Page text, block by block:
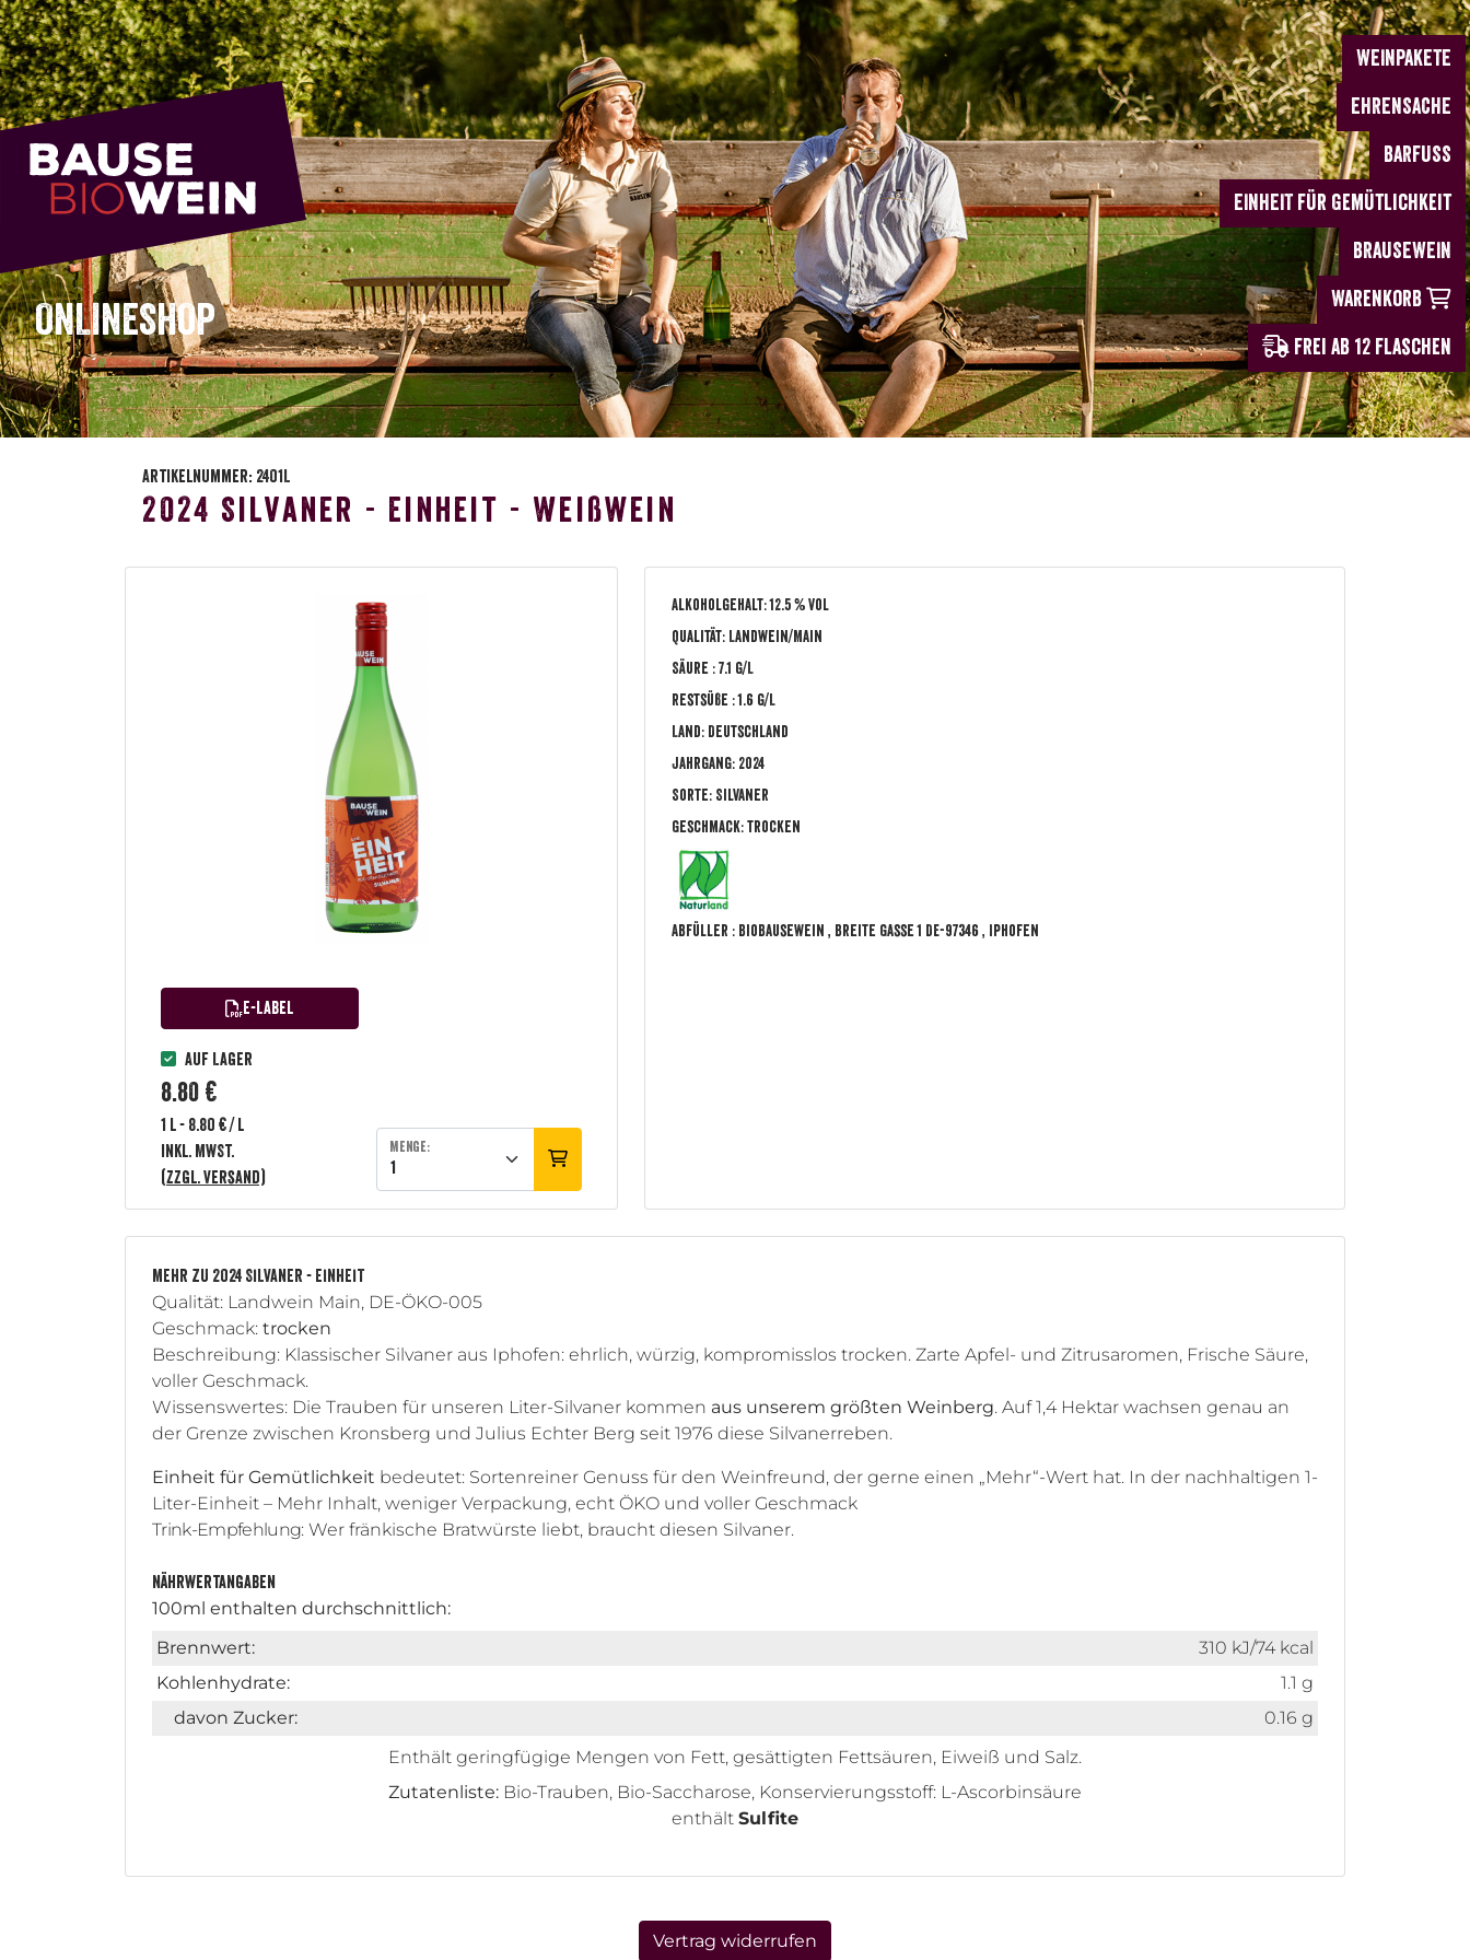
ONLINESHOP
WEINPAKETE
EHRENSACHE
BARFUSS
EINHEIT für Gemütlichkeit
BRAUSEWEIN
Warenkorb
frei ab 12 Flaschen
Artikelnummer: 2401L
2024 Silvaner - Einheit - Weißwein
E-Label
Auf Lager
8.80 €
1 l - 8.80 € / l
inkl. MwSt.
(zzgl. Versand)
Menge:
Alkoholgehalt: 12.5 % vol
Qualität: Landwein/Main
Säure : 7.1 g/L
Restsüße : 1.6 g/L
Land: Deutschland
Jahrgang: 2024
Sorte: Silvaner
Geschmack: trocken
Abfüller : BioBausewein , Breite Gasse 1 DE-97346 , Iphofen
MEHR ZU 2024 SILVANER - EINHEIT
Qualität: Landwein Main, DE-ÖKO-005
Geschmack: trocken
Beschreibung: Klassischer Silvaner aus Iphofen: ehrlich, würzig, kompromisslos trocken. Zarte Apfel- und Zitrusaromen, Frische Säure,
voller Geschmack.
Wissenswertes: Die Trauben für unseren Liter-Silvaner kommen aus unserem größten Weinberg. Auf 1,4 Hektar wachsen genau an
der Grenze zwischen Kronsberg und Julius Echter Berg seit 1976 diese Silvanerreben.
Einheit für Gemütlichkeit bedeutet: Sortenreiner Genuss für den Weinfreund, der gerne einen „Mehr“-Wert hat. In der nachhaltigen 1-
Liter-Einheit – Mehr Inhalt, weniger Verpackung, echt ÖKO und voller Geschmack
Trink-Empfehlung:Wer fränkische Bratwürste liebt, braucht diesen Silvaner.
Nährwertangaben
100ml enthalten durchschnittlich:
Brennwert:
310 kJ/74 kcal
Kohlenhydrate:
1.1 g
davon Zucker:
0.16 g
Enthält geringfügige Mengen von Fett, gesättigten Fettsäuren, Eiweiß und Salz.
Zutatenliste: Bio-Trauben, Bio-Saccharose, Konservierungsstoff: L-Ascorbinsäure
enthält Sulfite
Vertrag widerrufen